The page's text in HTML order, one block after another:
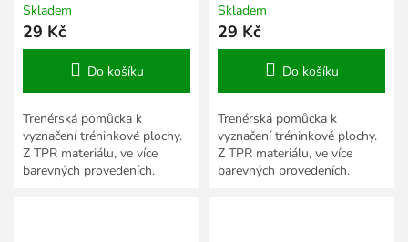
Skladem
29 Kč
Do košíku
Trenérská pomůcka k
vyznačení tréninkové plochy.
Z TPR materiálu, ve více
barevných provedeních.
Skladem
29 Kč
Do košíku
Trenérská pomůcka k
vyznačení tréninkové plochy.
Z TPR materiálu, ve více
barevných provedeních.